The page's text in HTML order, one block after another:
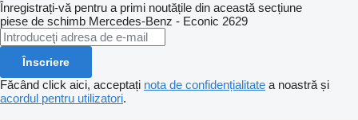
Înregistrați-vă pentru a primi noutățile din această secțiune
piese de schimb Mercedes-Benz - Econic 2629
Înscriere
Făcând click aici, acceptați nota de confidențialitate a noastră și
acordul pentru utilizatori.